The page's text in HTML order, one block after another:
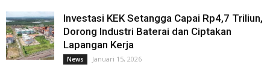
Investasi KEK Setangga Capai Rp4,7 Triliun,
Dorong Industri Baterai dan Ciptakan
Lapangan Kerja
News Januari 15, 2026